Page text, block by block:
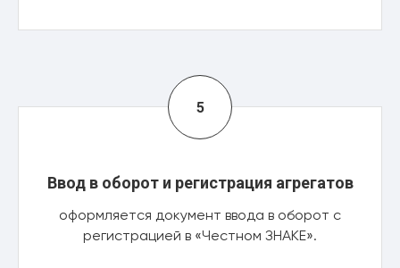
Ввод в оборот и регистрация агрегатов
оформляется документ ввода в оборот с
регистрацией в «Честном ЗНАКЕ».